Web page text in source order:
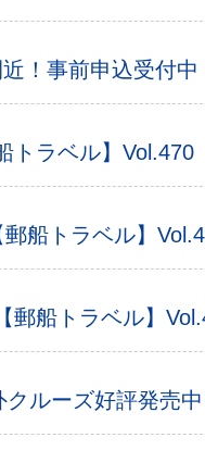
！事前申込受付
トラベル】Vol.470
船トラベル】
船トラベル】
ルーズ好評発売